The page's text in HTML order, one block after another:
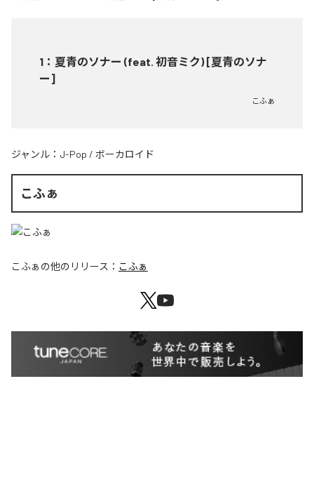
1 ： 夏青のソナー (feat. 初音ミク) [夏青のソナ
ー]
こふぁ
ジャンル： J-Pop / ボーカロイド
こふぁ
こふぁ の他のリリース： こふぁ